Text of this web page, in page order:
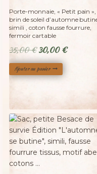
Porte-monnaie, « Petit pain »,
brin de soleil d’automne
simili , coton fausse fourrure,
fermoir cartable
35,00€ Le
prix
initial
30,00€Le
Ajouter au panier